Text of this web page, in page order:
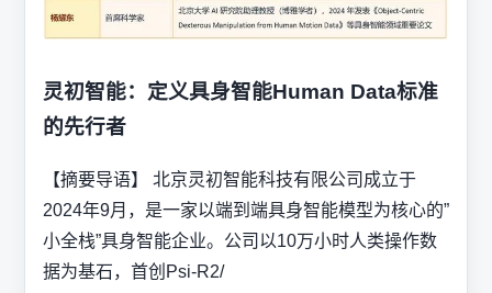
灵初智能：定义具身智能Human Data标准
的先行者
【摘要导语】 北京灵初智能科技有限公司成立于
2024年9月，是一家以端到端具身智能模型为核心的”
小全栈”具身智能企业。公司以10万小时人类操作数
据为基石，首创Psi-R2/